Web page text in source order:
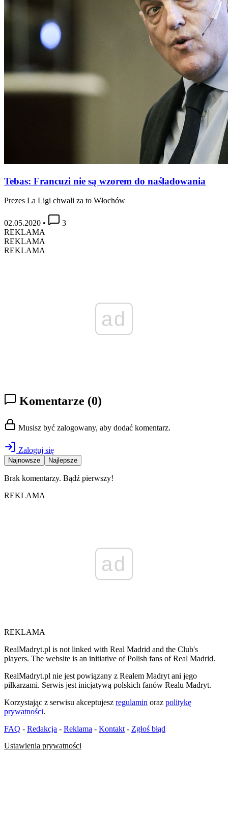
Tebas: Francuzi nie są wzorem do naśladowania
Prezes La Ligi chwali za to Włochów
02.05.2020 •
3
REKLAMA
REKLAMA
REKLAMA
ad
Komentarze (0)
Musisz być zalogowany, aby dodać komentarz.
Zaloguj się
Najnowsze Najlepsze
Brak komentarzy. Bądź pierwszy!
REKLAMA
ad
REKLAMA
RealMadryt.pl is not linked with Real Madrid and the Club's
players. The website is an initiative of Polish fans of Real Madrid.
RealMadryt.pl nie jest powiązany z Realem Madryt ani jego
piłkarzami. Serwis jest inicjatywą polskich fanów Realu Madryt.
Korzystając z serwisu akceptujesz regulamin oraz politykę
prywatności.
FAQ - Redakcja - Reklama - Kontakt - Zgłoś błąd
Ustawienia prywatności